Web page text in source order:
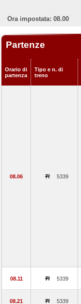
Ora impostata: 08.00
Partenze
Orario di
partenza
Tipo e n. di
treno
08.06 5339
08.11 5339
08.21 5339